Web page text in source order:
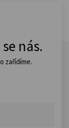
nás.
zařídíme.